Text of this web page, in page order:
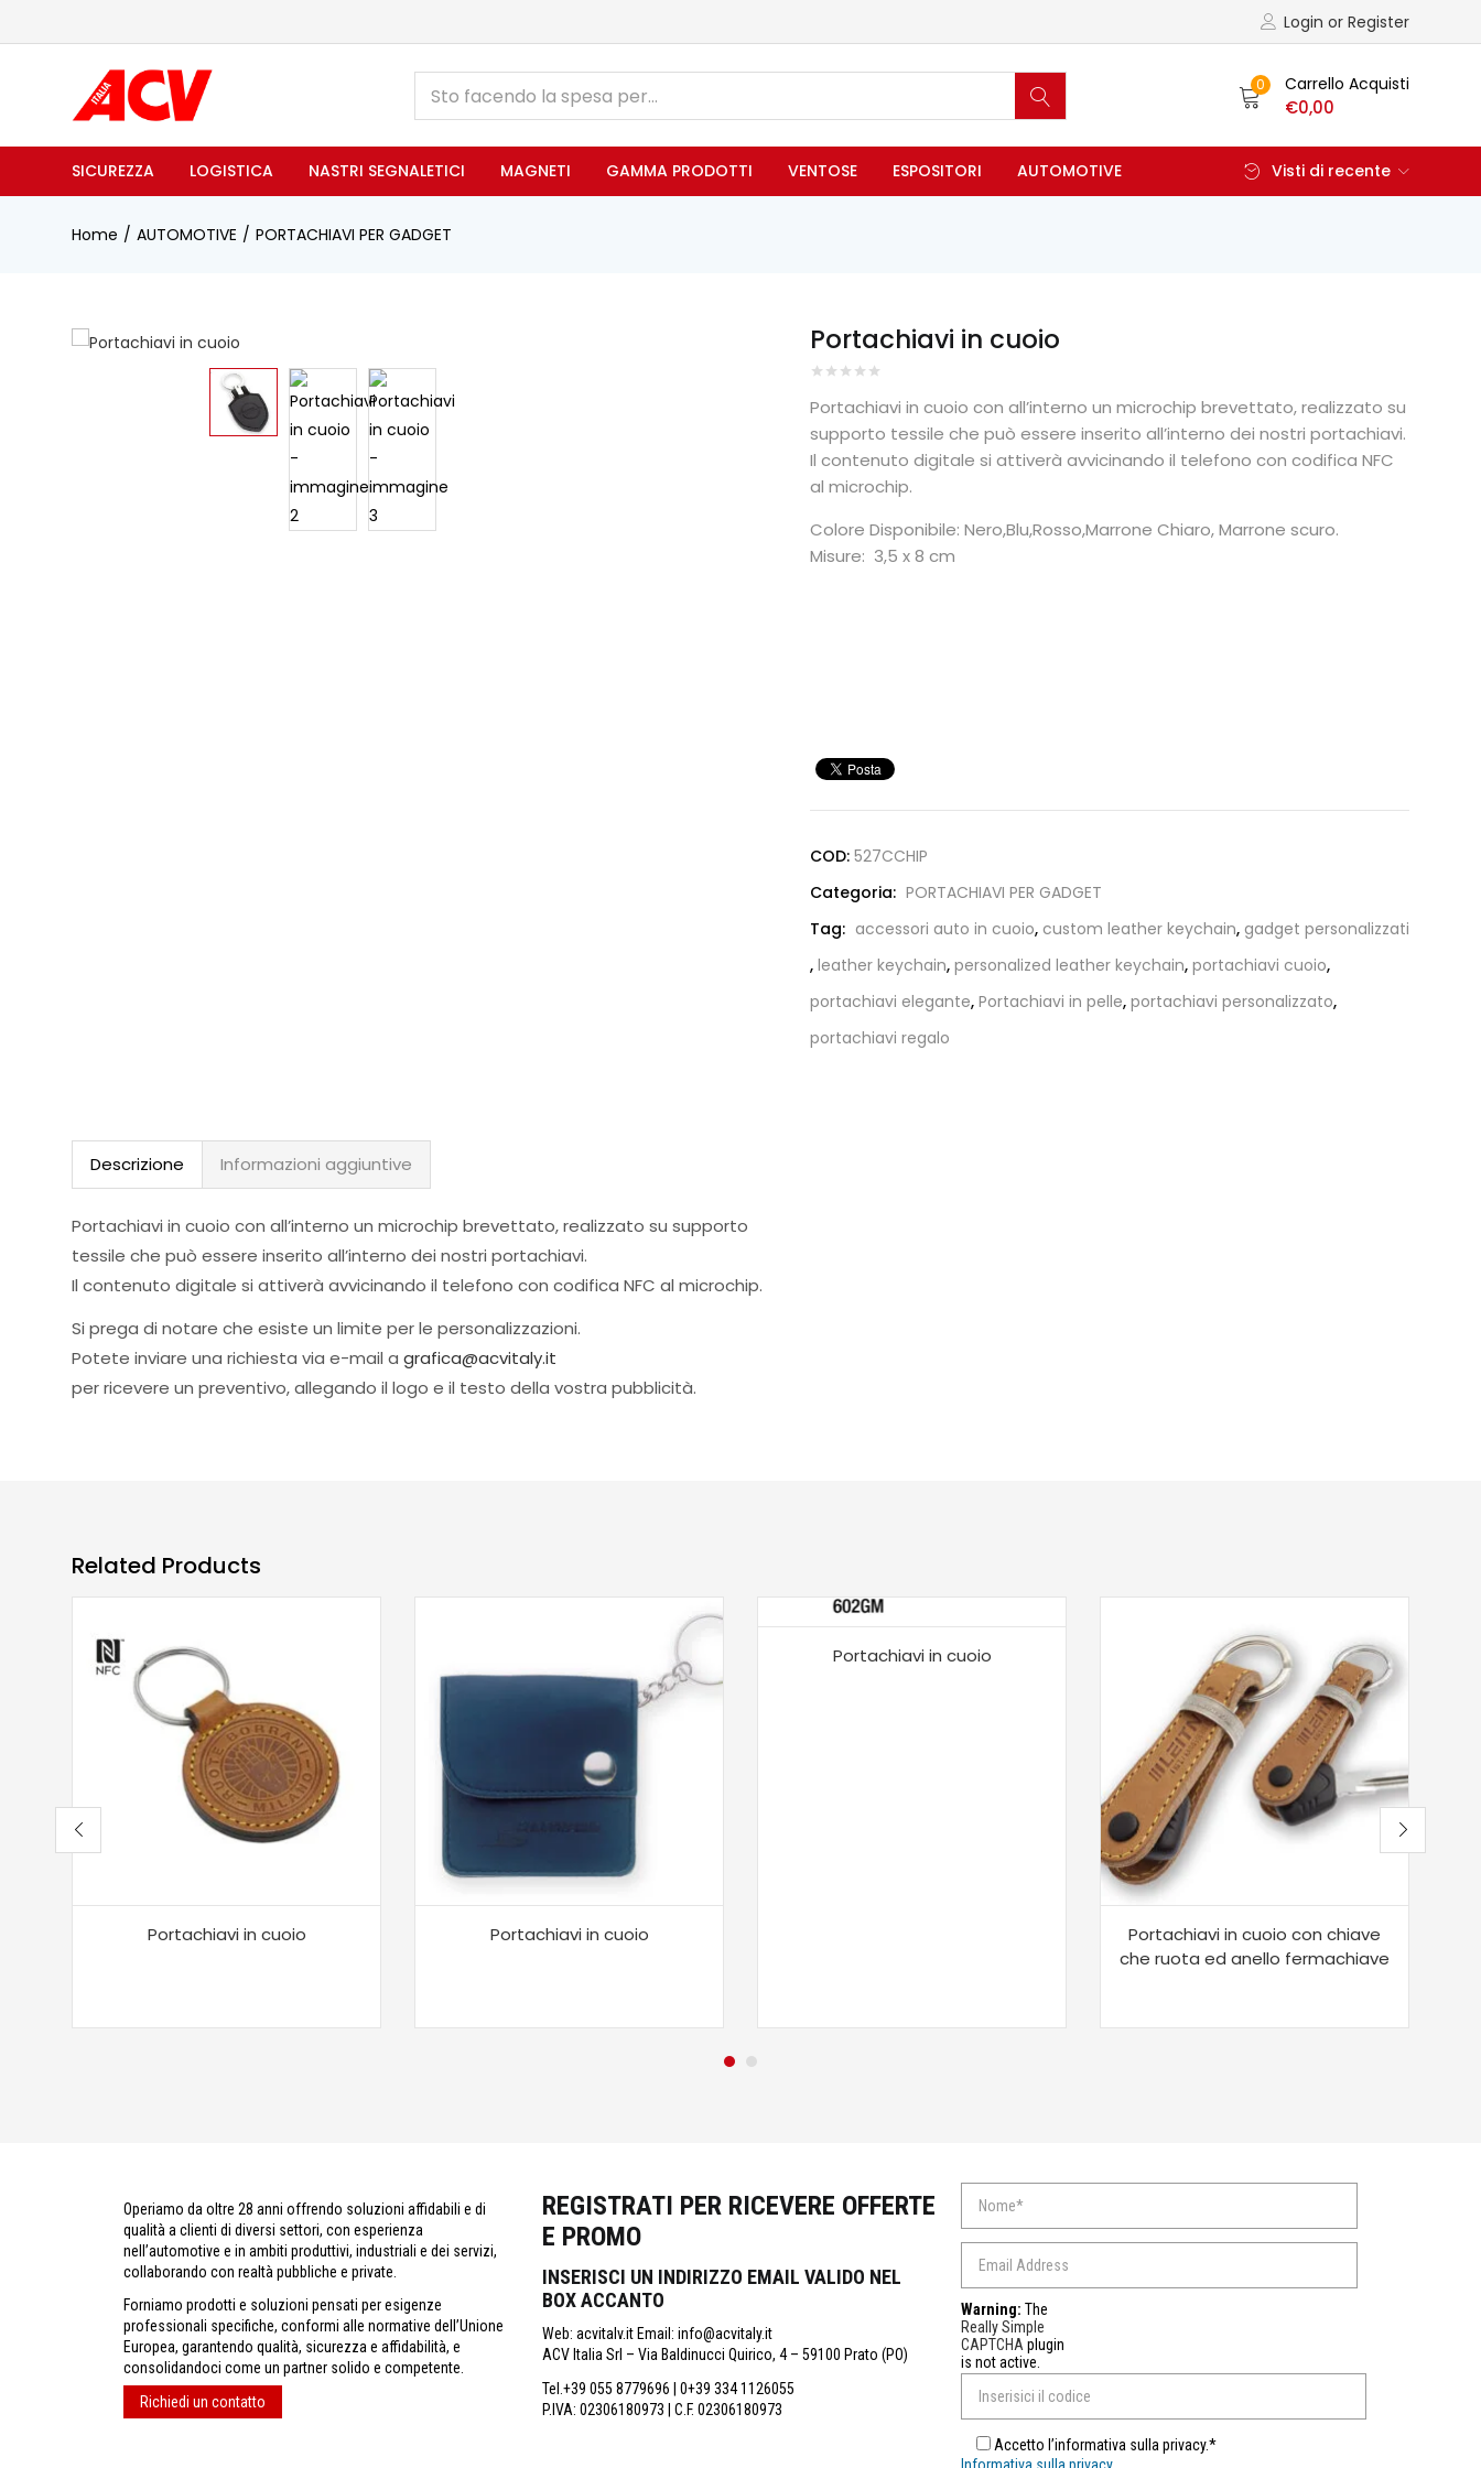
Login or Register
0 Carrello Acquisti
€0,00
SICUREZZA LOGISTICA NASTRI SEGNALETICI MAGNETI GAMMA PRODOTTI VENTOSE ESPOSITORI AUTOMOTIVE Visti di recente
Home AUTOMOTIVE PORTACHIAVI PER GADGET
Portachiavi in cuoio
Portachiavi in cuoio con all’interno un microchip brevettato, realizzato su
supporto tessile che può essere inserito all’interno dei nostri portachiavi.
Il contenuto digitale si attiverà avvicinando il telefono con codifica NFC
al microchip.
Colore Disponibile: Nero,Blu,Rosso,Marrone Chiaro, Marrone scuro.
Misure: 3,5 x 8 cm
COD: 527CCHIP
Categoria: PORTACHIAVI PER GADGET
Tag: accessori auto in cuoio, custom leather keychain, gadget personalizzati
, leather keychain, personalized leather keychain, portachiavi cuoio,
portachiavi elegante, Portachiavi in pelle, portachiavi personalizzato,
portachiavi regalo
Descrizione Informazioni aggiuntive
Portachiavi in cuoio con all’interno un microchip brevettato, realizzato su supporto
tessile che può essere inserito all’interno dei nostri portachiavi.
Il contenuto digitale si attiverà avvicinando il telefono con codifica NFC al microchip.
Si prega di notare che esiste un limite per le personalizzazioni.
Potete inviare una richiesta via e-mail a grafica@acvitaly.it
per ricevere un preventivo, allegando il logo e il testo della vostra pubblicità.
Related Products
Portachiavi in cuoio Portachiavi in cuoio
Portachiavi in cuoio
Portachiavi in cuoio con chiave
che ruota ed anello fermachiave
Operiamo da oltre 28 anni offrendo soluzioni affidabili e di
qualità a clienti di diversi settori, con esperienza
nell’automotive e in ambiti produttivi, industriali e dei servizi,
collaborando con realtà pubbliche e private.
Forniamo prodotti e soluzioni pensati per esigenze
professionali specifiche, conformi alle normative dell’Unione
Europea, garantendo qualità, sicurezza e affidabilità, e
consolidandoci come un partner solido e competente.
Richiedi un contatto
REGISTRATI PER RICEVERE OFFERTE
E PROMO
INSERISCI UN INDIRIZZO EMAIL VALIDO NEL
BOX ACCANTO
Web: acvitalv.it Email: info@acvitaly.it
ACV Italia Srl – Via Baldinucci Quirico, 4 – 59100 Prato (PO)
Tel.+39 055 8779696 | 0+39 334 1126055
P.IVA: 02306180973 | C.F. 02306180973
Warning: The
Really Simple
CAPTCHA plugin
is not active.
Accetto l’informativa sulla privacy.*
Informativa sulla privacy